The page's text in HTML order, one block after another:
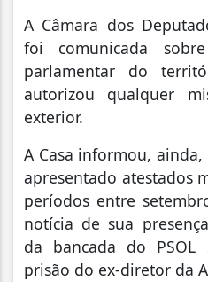
A Câmara dos
foi comunicada
parlamentar do
autorizou qualquer
exterior.
A Casa informou,
apresentado atestados
períodos entre
notícia de sua
da bancada do PSOL
prisão do ex-diretor da